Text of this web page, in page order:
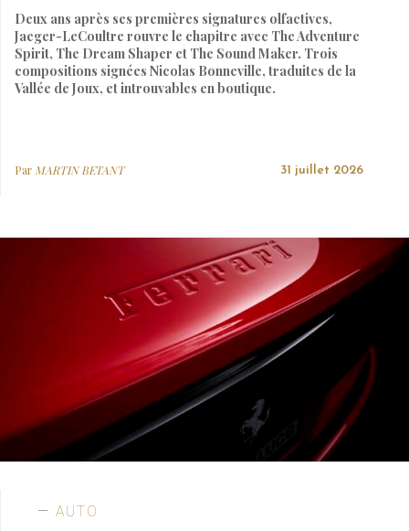
Deux ans après ses premières signatures olfactives,
Jaeger-LeCoultre rouvre le chapitre avec The Adventure
Spirit, The Dream Shaper et The Sound Maker. Trois
compositions signées Nicolas Bonneville, traduites de la
Vallée de Joux, et introuvables en boutique.
ParMARTIN BETANT 31 juillet 2026
AUTO